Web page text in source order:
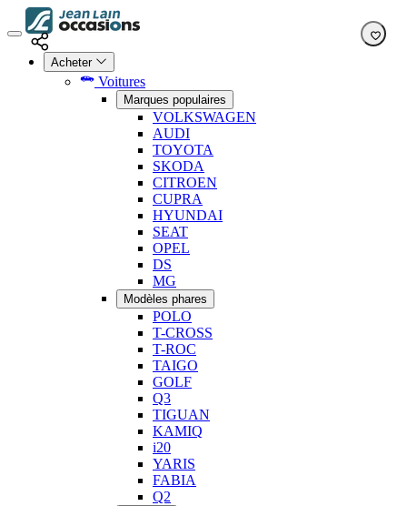
Acheter
Voitures
Marques populaires
VOLKSWAGEN
AUDI
TOYOTA
SKODA
CITROEN
CUPRA
HYUNDAI
SEAT
OPEL
DS
MG
Modèles phares
POLO
T-CROSS
T-ROC
TAIGO
GOLF
Q3
TIGUAN
KAMIQ
i20
YARIS
FABIA
Q2